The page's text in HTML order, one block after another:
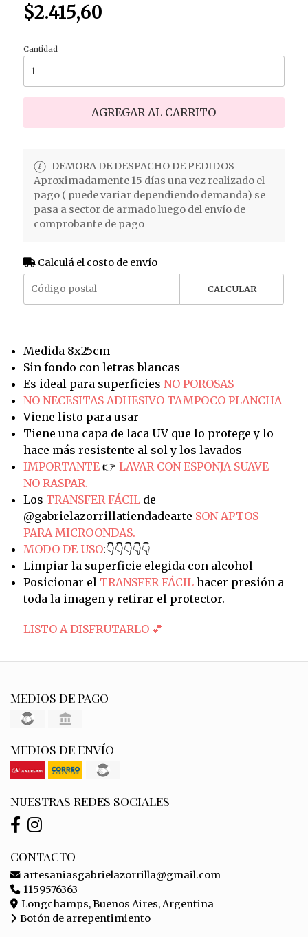
$2.415,60
Cantidad
AGREGAR AL CARRITO
DEMORA DE DESPACHO DE PEDIDOS
Aproximadamente 15 días una vez realizado el
pago ( puede variar dependiendo demanda) se
pasa a sector de armado luego del envío de
comprobante de pago
Calculá el costo de envío
CALCULAR
Medida 8x25cm
Sin fondo con letras blancas
Es ideal para superficies NO POROSAS
NO NECESITAS ADHESIVO TAMPOCO PLANCHA
Viene listo para usar
Tiene una capa de laca UV que lo protege y lo
hace más resistente al sol y los lavados
IMPORTANTE 👉 LAVAR CON ESPONJA SUAVE
NO RASPAR.
Los TRANSFER FÁCILde
@gabrielazorrillatiendadearte SON APTOS
PARA MICROONDAS.
MODO DE USO:👇👇👇👇👇
Limpiar la superficie elegida con alcohol
Posicionar el TRANSFER FÁCILhacer presión a
toda la imagen y retirar el protector.
LISTO A DISFRUTARLO 💕
MEDIOS DE PAGO
MEDIOS DE ENVÍO
NUESTRAS REDES SOCIALES
CONTACTO
artesaniasgabrielazorrilla@gmail.com
1159576363
Longchamps, Buenos Aires, Argentina
Botón de arrepentimiento